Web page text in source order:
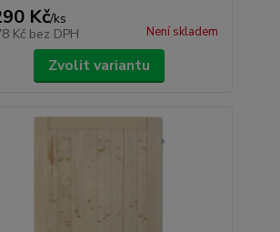
Kč/ks
Kč bez DPH Není skladem
Zvolit variantu